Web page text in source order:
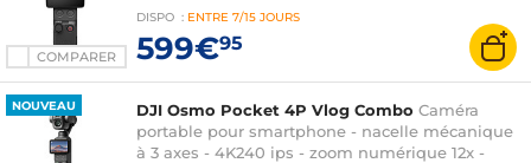
COMPARER
écran OLED 2" 556 x 314 pixels - stockage interne
103 Go - 210 minutes d'autonomie
DISPO : ENTRE 7/15 JOURS
599€95
NOUVEAU DJI Osmo Pocket 4P Vlog Combo Caméra
portable pour smartphone - nacelle mécanique
à 3 axes - 4K240 ips - zoom numérique 12x -